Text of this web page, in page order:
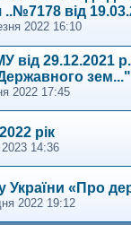
..№7178 від
2022 16:10
від 29.12.2021
зем..."
2022 17:45
рік
2023 14:36
України «Про
2022 19:12